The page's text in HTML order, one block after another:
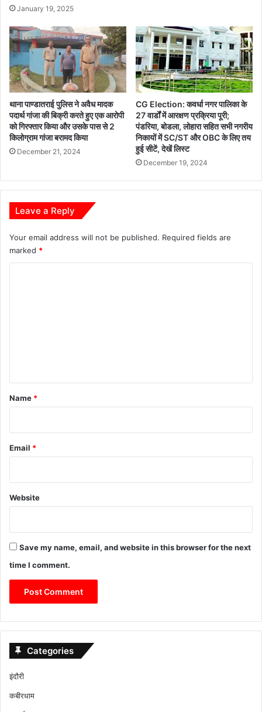
January 19, 2025
थाना पाण्डातराई पुलिस ने अवैध मादक
पदार्थ गांजा की बिक्री करते हुए एक आरोपी
को गिरफ्तार किया और उसके पास से 2
किलोग्राम गांजा बरामद किया
December 21, 2024
CG Election: कवर्धा नगर पालिका के
27 वार्डों में आरक्षण प्रक्रिया पूरी;
पंडरिया, बोडला, लोहारा सहित सभी नगरीय
निकायों में SC/ST और OBC के लिए तय
हुई सीटें, देखें लिस्ट
December 19, 2024
Leave a Reply
Your email address will not be published. Required fields are
marked *
*
Name *
Email *
Website
Save my name, email, and website in this browser for the next
time I comment.
Categories
इंदौरी
कबीरधाम